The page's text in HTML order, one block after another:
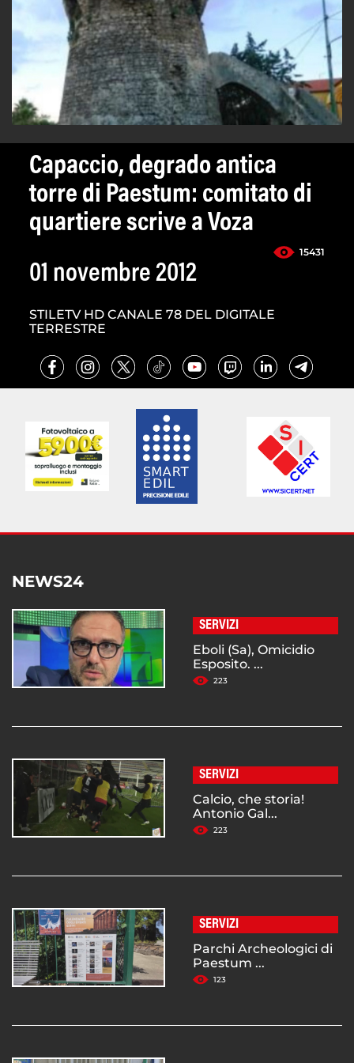
Capaccio, degrado antica
torre di Paestum: comitato di
quartiere scrive a Voza
15431
01 novembre 2012
STILETV HD CANALE 78 DEL DIGITALE
TERRESTRE
NEWS24
SERVIZI
Eboli (Sa), Omicidio
Esposito. ...
223
SERVIZI
Calcio, che storia!
Antonio Gal...
223
SERVIZI
Parchi Archeologici di
Paestum ...
123